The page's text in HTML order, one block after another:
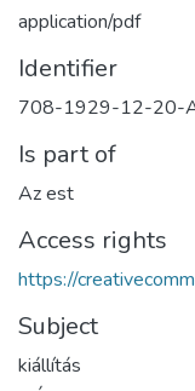
application/pdf
Identifier
708-1929-12-20-
Is part of
Az est
Access rights
https://
Subject
kiállítás